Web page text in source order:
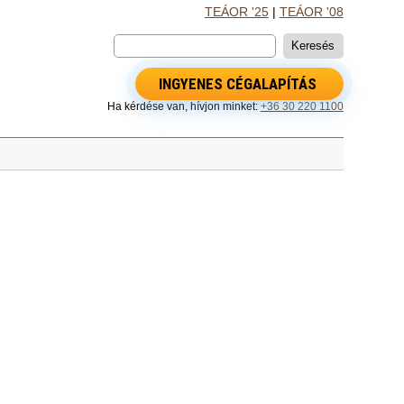
TEÁOR '25| TEÁOR '08
INGYENES CÉGALAPÍTÁS
Ha kérdése van, hívjon minket: +36 30 220 1100